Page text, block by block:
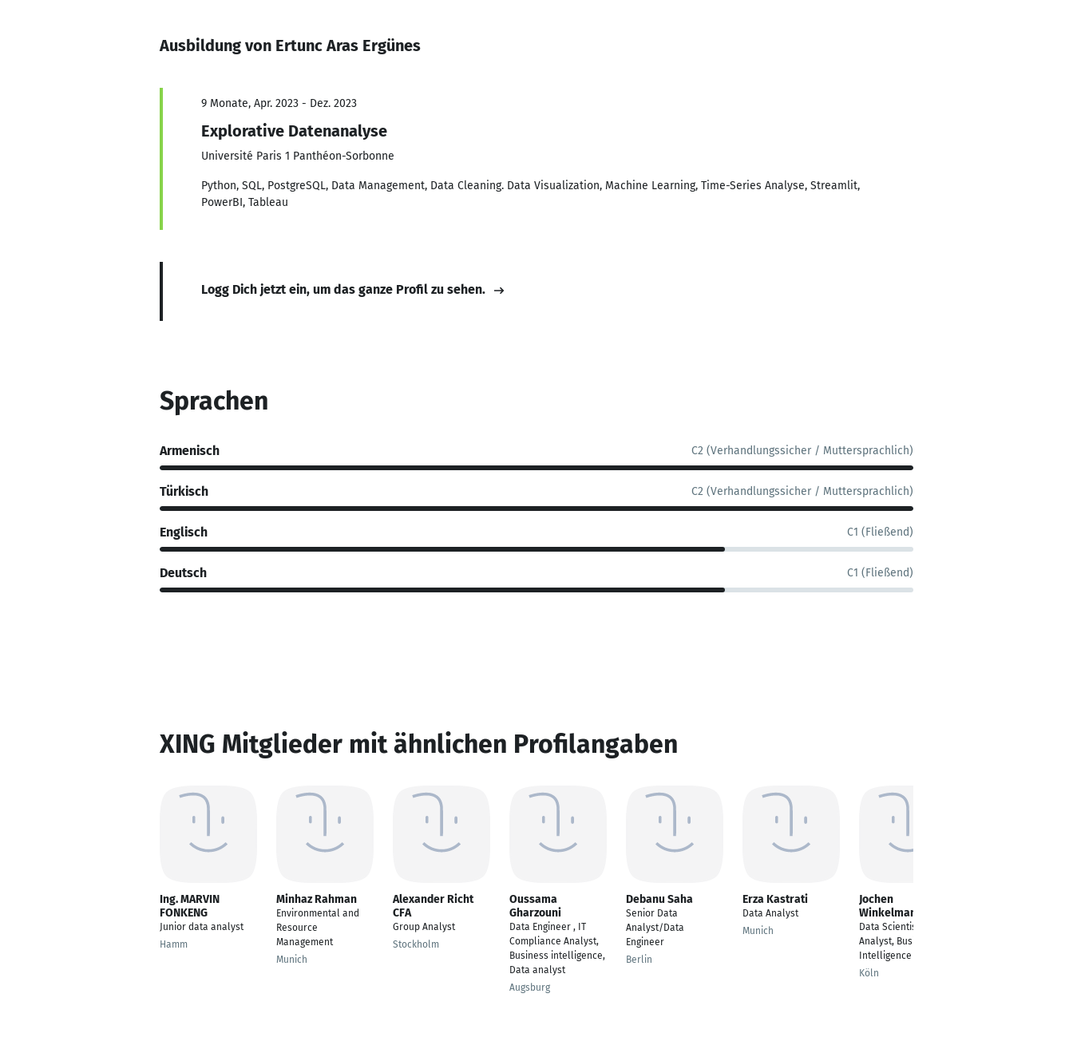
Ausbildung von Ertunc Aras Ergünes
9 Monate, Apr. 2023 - Dez. 2023
Explorative Datenanalyse
Université Paris 1 Panthéon-Sorbonne
Python, SQL, PostgreSQL, Data Management, Data Cleaning. Data Visualization, Machine Learning, Time-Series Analyse, Streamlit,
PowerBI, Tableau
Logg Dich jetzt ein, um das ganze Profil zu sehen.
Sprachen
Armenisch C2 (Verhandlungssicher / Muttersprachlich)
Türkisch C2 (Verhandlungssicher / Muttersprachlich)
Englisch C1 (Fließend)
Deutsch C1 (Fließend)
XING Mitglieder mit ähnlichen Profilangaben
Ing. MARVIN
FONKENG
Junior data analyst
Hamm
Minhaz Rahman
Environmental and
Resource
Management
Munich
Alexander Richt
CFA
Group Analyst
Stockholm
Oussama
Gharzouni
Data Engineer , IT
Compliance Analyst,
Business intelligence,
Data analyst
Augsburg
Debanu Saha
Senior Data
Analyst/Data
Engineer
Berlin
Erza Kastrati
Data Analyst
Munich
Jochen
Winkelmann
Data Scientist, Data
Analyst, Business
Intelligence Analyst
Köln